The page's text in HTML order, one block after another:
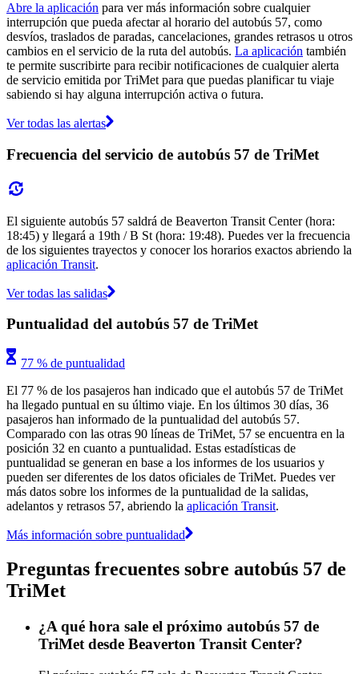
Abre la aplicación para ver más información sobre cualquier
interrupción que pueda afectar al horario del autobús 57, como
desvíos, traslados de paradas, cancelaciones, grandes retrasos u otros
cambios en el servicio de la ruta del autobús. La aplicación también
te permite suscribirte para recibir notificaciones de cualquier alerta
de servicio emitida por TriMet para que puedas planificar tu viaje
sabiendo si hay alguna interrupción activa o futura.
Ver todas las alertas
Frecuencia del servicio de autobús 57 de TriMet
El siguiente autobús 57 saldrá de Beaverton Transit Center (hora:
18:45) y llegará a 19th / B St (hora: 19:48). Puedes ver la frecuencia
de los siguientes trayectos y conocer los horarios exactos abriendo la
aplicación Transit.
Ver todas las salidas
Puntualidad del autobús 57 de TriMet
77 % de puntualidad
El 77 % de los pasajeros han indicado que el autobús 57 de TriMet
ha llegado puntual en su último viaje. En los últimos 30 días, 36
pasajeros han informado de la puntualidad del autobús 57.
Comparado con las otras 90 líneas de TriMet, 57 se encuentra en la
posición 32 en cuanto a puntualidad. Estas estadísticas de
puntualidad se generan en base a los informes de los usuarios y
pueden ser diferentes de los datos oficiales de TriMet. Puedes ver
más datos sobre los informes de la puntualidad de la salidas,
adelantos y retrasos 57, abriendo la aplicación Transit.
Más información sobre puntualidad
Preguntas frecuentes sobre autobús 57 de
TriMet
¿A qué hora sale el próximo autobús 57 de
TriMet desde Beaverton Transit Center?